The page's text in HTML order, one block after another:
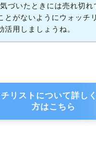
気づいたときには売れ切れ
とがないようにウォッチ
活用しましょうね。
リストについて詳し
方はこちら